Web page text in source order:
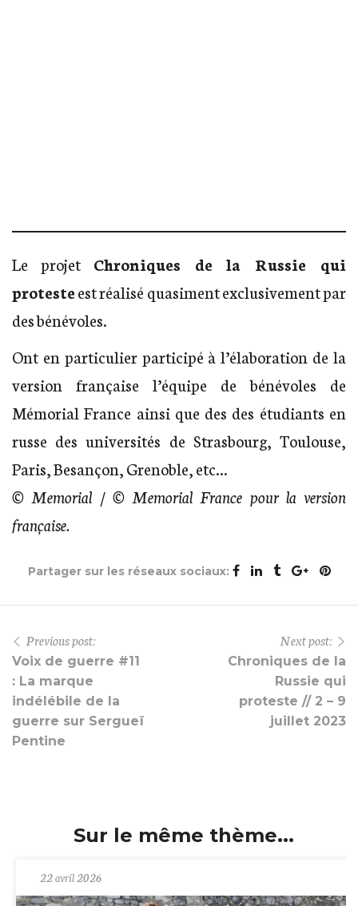
Le projet Chroniques de la Russie qui
protesteest réalisé quasiment exclusivement par
des bénévoles.
Ont en particulier participé à l’élaboration de la
version française l’équipe de bénévoles de
Mémorial France ainsi que des des étudiants en
russe des universités de Strasbourg, Toulouse,
Paris, Besançon, Grenoble, etc…
© Memorial / © Memorial France pour la version
française.
Partager sur les réseaux sociaux:
Previous post:
Voix de guerre #11
: La marque
indélébile de la
guerre sur Sergueï
Pentine
Next post:
Chroniques de la
Russie qui
proteste // 2 – 9
juillet 2023
Sur le même thème...
22 avril 2026